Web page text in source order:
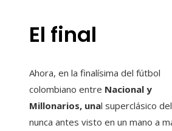
El final
Ahora, en la finalísima del fútbol
colombiano entre Nacional y
Millonarios, unal superclásico
nunca antes visto en un mano a